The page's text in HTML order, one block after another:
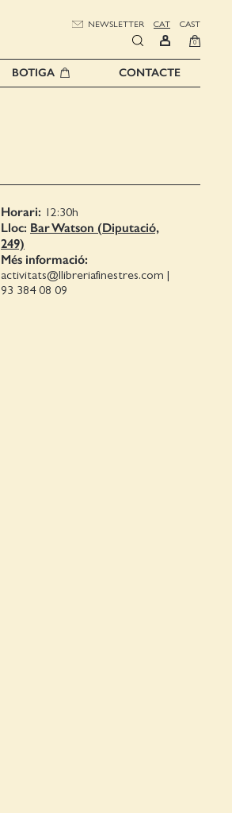
NEWSLETTER CAT CAST
0
BOTIGA CONTACTE
Horari: 12:30h
Lloc: Bar Watson (Diputació,
249)
Més informació:
activitats@llibreriafinestres.com |
93 384 08 09